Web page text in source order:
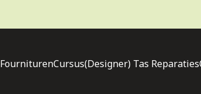
FourniturenCursus(Designer) Tas Reparaties